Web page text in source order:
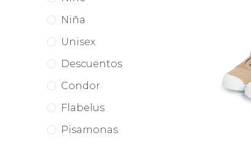
Niña
Unisex
Descuentos
Condor
Flabelus
Pisamonas